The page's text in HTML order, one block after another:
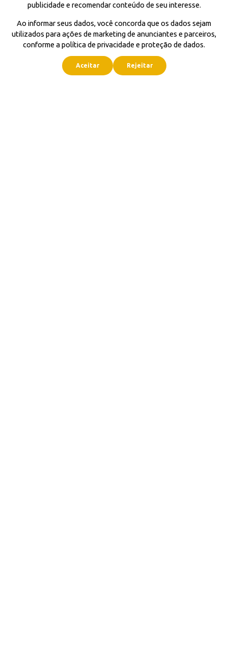
publicidade e recomendar conteúdo de seu interesse.
Ao informar seus dados, você concorda que os dados sejam
utilizados para ações de marketing de anunciantes e parceiros,
conforme a política de privacidade e proteção de dados.
Aceitar Rejeitar